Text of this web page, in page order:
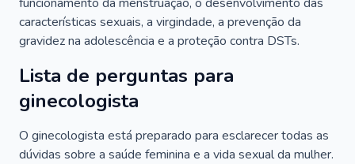
características sexuais, a virgindade, a prevenção da
gravidez na adolescência e a proteção contra DSTs.
Lista de perguntas para
ginecologista
O ginecologista está preparado para esclarecer todas as
dúvidas sobre a saúde feminina e a vida sexual da mulher.